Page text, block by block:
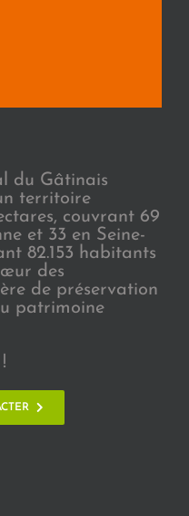
du Gâtinais
territoire
couvrant 69
et 33 en Seine-
82.153 habitants
des
de préservation
patrimoine